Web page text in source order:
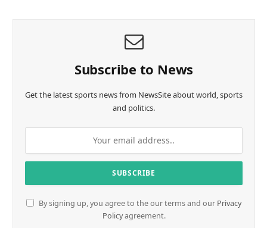
Subscribe to News
Get the latest sports news from NewsSite about world, sports
and politics.
By signing up, you agree to the our terms and our Privacy
Policyagreement.